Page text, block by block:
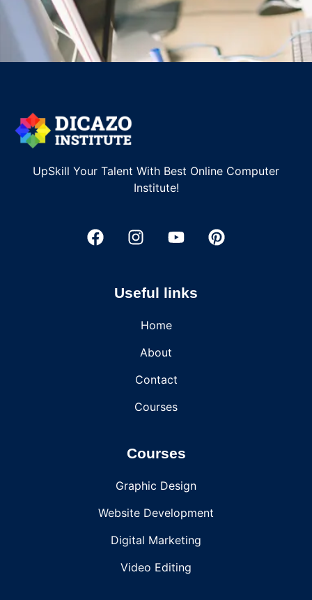
UpSkill Your Talent With Best Online Computer
Institute!
Useful links
Home
About
Contact
Courses
Courses
Graphic Design
Website Development
Digital Marketing
Video Editing